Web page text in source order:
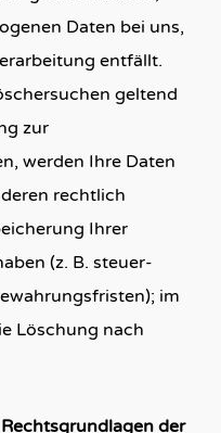
Daten bei uns,
entfällt.
geltend
zur
werden Ihre Daten
rechtlich
Ihrer
(z. B. steuer-
im
Löschung nach
der